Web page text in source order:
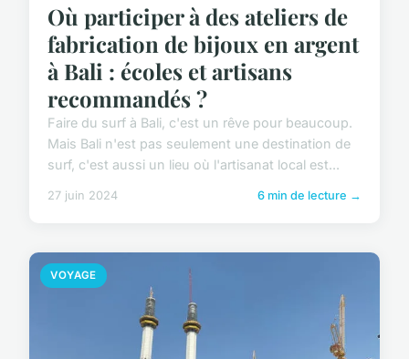
Où participer à des ateliers de
fabrication de bijoux en argent
à Bali : écoles et artisans
recommandés ?
Faire du surf à Bali, c'est un rêve pour beaucoup.
Mais Bali n'est pas seulement une destination de
surf, c'est aussi un lieu où l'artisanat local est...
27 juin 2024 6 min de lecture →
VOYAGE